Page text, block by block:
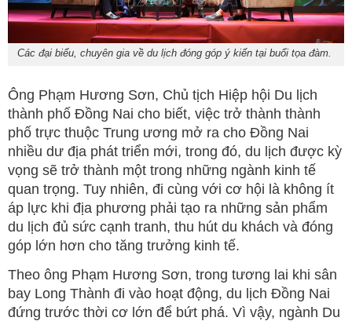
Các đại biểu, chuyên gia về du lịch đóng góp ý kiến tại buổi tọa đàm.
Ông Phạm Hương Sơn, Chủ tịch Hiệp hội Du lịch
thành phố Đồng Nai cho biết, việc trở thành thành
phố trực thuộc Trung ương mở ra cho Đồng Nai
nhiều dư địa phát triển mới, trong đó, du lịch được kỳ
vọng sẽ trở thành một trong những ngành kinh tế
quan trọng. Tuy nhiên, đi cùng với cơ hội là không ít
áp lực khi địa phương phải tạo ra những sản phẩm
du lịch đủ sức cạnh tranh, thu hút du khách và đóng
góp lớn hơn cho tăng trưởng kinh tế.
Theo ông Phạm Hương Sơn, trong tương lai khi sân
bay Long Thành đi vào hoạt động, du lịch Đồng Nai
đứng trước thời cơ lớn để bứt phá. Vì vậy, ngành Du